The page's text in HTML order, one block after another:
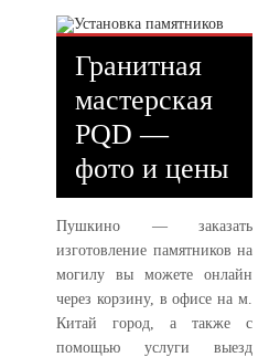
Гранитная
мастерская
PQD —
фото и цены
Пушкино — заказать
изготовление памятников на
могилу вы можете онлайн
через корзину, в офисе на м.
Китай город, а также с
помощью услуги выезд